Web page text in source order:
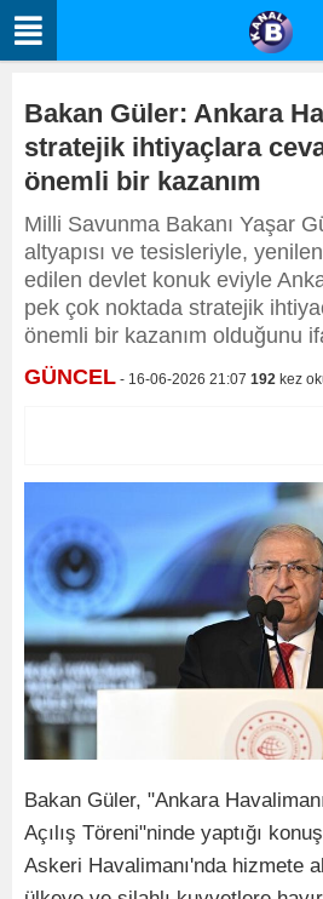
Bakan Güler: Ankara
stratejik ihtiyaçlara
önemli bir kazanım
Milli Savunma Bakanı Yaşar
altyapısı ve tesisleriyle,
edilen devlet konuk eviyle
pek çok noktada stratejik
önemli bir kazanım olduğunu
GÜNCEL - 16-06-2026 21:07 192 kez
Bakan Güler, "Ankara
Açılış Töreni"ninde yaptığı
Askeri Havalimanı'nda hizmete